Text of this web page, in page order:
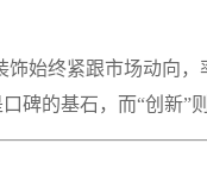
饰始终紧跟市场动向
碑的基石，而“创新”